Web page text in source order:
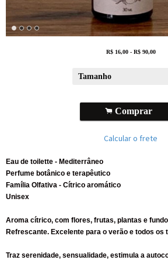
R$ 16,00 - R$ 90,00
.Comprar
Calcular o frete
Eau de toilette - Mediterrâneo
Perfume botânico e terapêutico
Família Olfativa - Cítrico aromático
Unisex
Aroma cítrico, com flores, frutas, plantas e
Refrescante. Excelente para o verão e todos os
Traz serenidade, sensualidade, estimula a